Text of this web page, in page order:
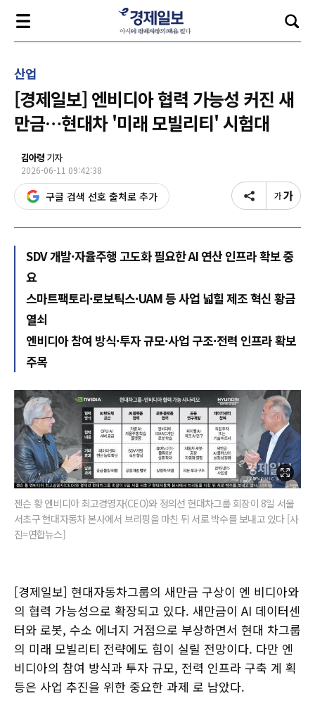
산업
[경제일보] 엔비디아 협력 가능성 커진 새
만금…현대차 '미래 모빌리티' 시험대
김아령 기자
2026-06-11 09:42:38
구글 검색 선호 출처로 추가
SDV 개발·자율주행 고도화 필요한 AI 연산 인프라 확보 중
요
스마트팩토리·로보틱스·UAM 등 사업 넓힐 제조 혁신 황금
열쇠
엔비디아 참여 방식·투자 규모·사업 구조·전력 인프라 확보
주목
젠슨 황 엔비디아 최고경영자(CEO)와 정의선 현대차그룹 회장이 8일 서울
서초구 현대자동차 본사에서 브리핑을 마친 뒤 서로 박수를 보내고 있다 [사
진=연합뉴스]
[경제일보] 현대자동차그룹의 새만금 구상이 엔 비디아와
의 협력 가능성으로 확장되고 있다. 새만금이 AI 데이터센
터와 로봇, 수소 에너지 거점으로 부상하면서 현대 차그룹
의 미래 모빌리티 전략에도 힘이 실릴 전망이다. 다만 엔
비디아의 참여 방식과 투자 규모, 전력 인프라 구축 계 획
등은 사업 추진을 위한 중요한 과제 로 남았다.